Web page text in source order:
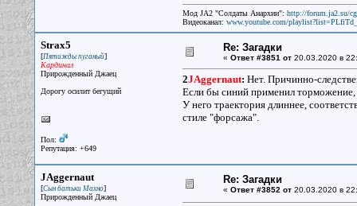
Мод JA2 "Солдаты Анархии": http://forum.ja2.su/
Видеоканал: www.youtube.com/
Strax5
[Пятижды пуганый]
Кардинал
Прирожденный Джаец
Дорогу осилит бегущий
Пол:
Репутация: +649
Re: Загадки
« Ответ #3851 от20.03.2020 в
2JAggernaut: Нет. Причинно-
Если бы синий применил торможение,
У него траектория длиннее,
стиле "форсажа".
JAggernaut
[Сын батьки Махно]
Прирожденный Джаец
Re: Загадки
« Ответ #3852 от20.03.2020 в